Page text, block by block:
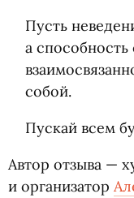
Пуcть
а
собой.
Пускай всем
Автор отзыва —
и организатор